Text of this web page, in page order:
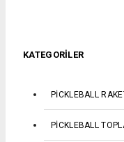
KATEGORILER
PICKLEBALL
PICKLEBALL